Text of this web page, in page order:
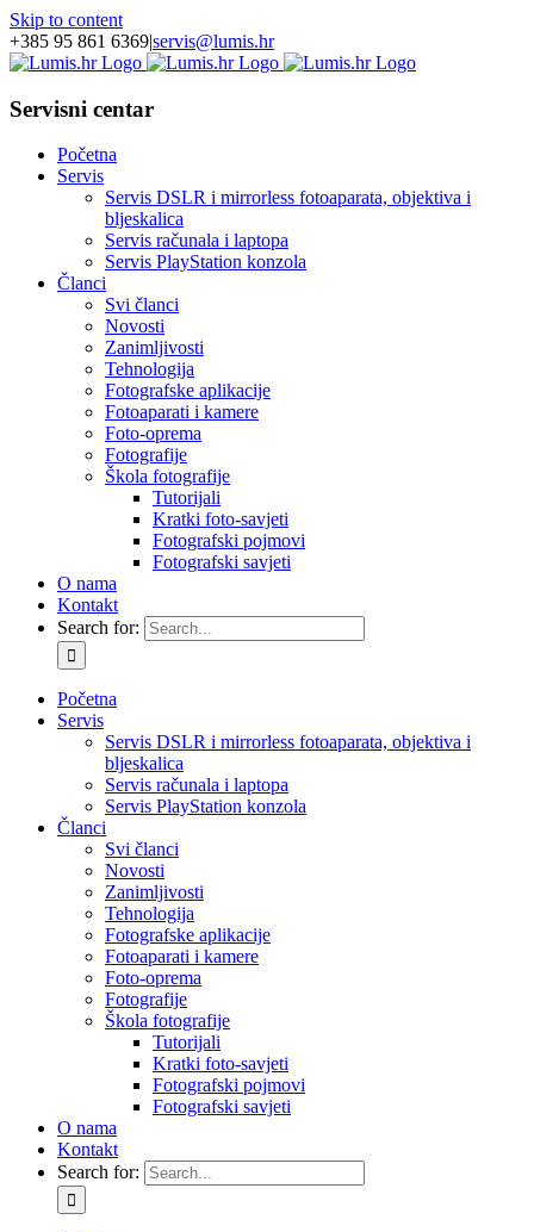
Skip to content
+385 95 861 6369|servis@lumis.hr
Servisni centar
Početna
Servis
Servis DSLR i mirrorless fotoaparata, objektiva i
bljeskalica
Servis računala i laptopa
Servis PlayStation konzola
Članci
Svi članci
Novosti
Zanimljivosti
Tehnologija
Fotografske aplikacije
Fotoaparati i kamere
Foto-oprema
Fotografije
Škola fotografije
Tutorijali
Kratki foto-savjeti
Fotografski pojmovi
Fotografski savjeti
O nama
Kontakt
Search for:
Početna
Servis
Servis DSLR i mirrorless fotoaparata, objektiva i
bljeskalica
Servis računala i laptopa
Servis PlayStation konzola
Članci
Svi članci
Novosti
Zanimljivosti
Tehnologija
Fotografske aplikacije
Fotoaparati i kamere
Foto-oprema
Fotografije
Škola fotografije
Tutorijali
Kratki foto-savjeti
Fotografski pojmovi
Fotografski savjeti
O nama
Kontakt
Search for: